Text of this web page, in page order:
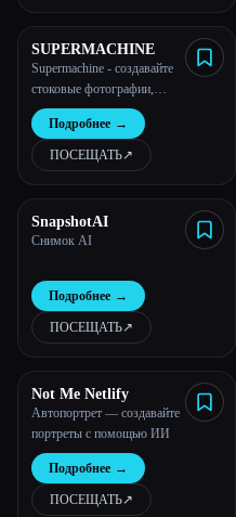
SUPERMACHINE
Supermachine - создавайте
стоковые фотографии,
произведения искусства и
изображения с помощью
искусственного интеллекта
Подробнее →
ПОСЕЩАТЬ↗︎
SnapshotAI
Снимок AI
Подробнее →
ПОСЕЩАТЬ↗︎
Not Me Netlify
Автопортрет — создавайте
портреты с помощью ИИ
Подробнее →
ПОСЕЩАТЬ↗︎